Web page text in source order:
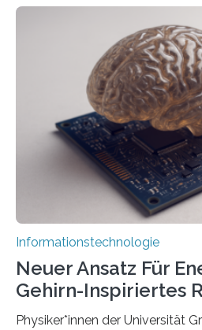
der MindPort GmbH eine
Lösung zur Erzeugung von
Avatare. Gen-AIvatar
kosteneffiziente Methoden, um
erstellen. „Besonders wichtig
Animation, bei der Stimme,
und Mimik im Einklang sind…
Informationstechnologie
Neuer Ansatz Für
Gehirn-Inspiriertes
Physiker*innen der Universität